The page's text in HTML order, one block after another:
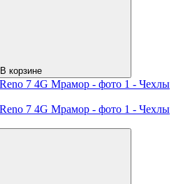
В корзине